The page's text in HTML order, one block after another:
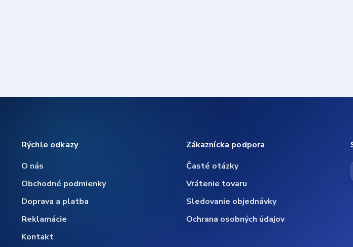
Rýchle odkazy
O nás
Obchodné podmienky
Doprava a platba
Reklamácie
Kontakt
Zákaznícka podpora
Časté otázky
Vrátenie tovaru
Sledovanie objednávky
Ochrana osobných údajov